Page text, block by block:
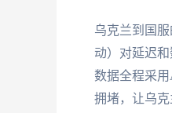
乌克兰到国
动）对延迟和
数据全程采
拥堵，让乌克